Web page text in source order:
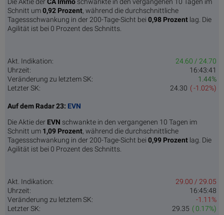
Schnitt um0,92 Pro­zent, während die durchschnittliche
Tagessschwankung in der 200-Tage-Sicht bei 0,98 Prozent lag. Die
Agilität ist bei 0 Prozent des Schnitts.
Akt. Indikation:
24.60 / 24.70
Uhrzeit:
16:43:41
Veränderung zu letztem SK:
1.44%
Letzter SK:
( -1.02%)
24.30
Auf dem Radar 23: EVN
Die Aktie der EVN schwankte in den vergangenen 10 Tagen im
Schnitt um 1,09 Pro­zent, während die durchschnittliche
Tagessschwankung in der 200-Tage-Sicht bei 0,99 Prozent lag. Die
Agilität ist bei 0 Prozent des Schnitts.
Akt. Indikation:
29.00 / 29.05
Uhrzeit:
16:45:48
Veränderung zu letztem SK:
-1.11%
Letzter SK:
( 0.17%)
29.35